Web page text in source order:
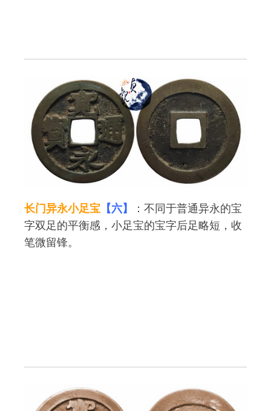
长门异永小足宝 【六】
：不同于普通异永的宝
字双足的平衡感，小足宝的宝字后足略短，收
笔微留锋。